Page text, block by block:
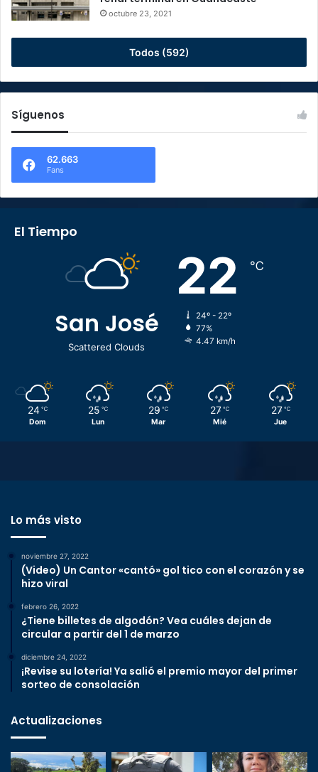
octubre 23, 2021
Todos (592)
Síguenos
62.663
Fans
El Tiempo
San José
Scattered Clouds
22 ℃
24º - 22º
77%
4.47 km/h
24 ℃
Dom
25 ℃
Lun
29 ℃
Mar
27 ℃
Mié
27 ℃
Jue
Lo más visto
noviembre 27, 2022
(Video) Un Cantor «cantó» gol tico con el corazón y se
hizo viral
febrero 26, 2022
¿Tiene billetes de algodón? Vea cuáles dejan de
circular a partir del 1 de marzo
diciembre 24, 2022
¡Revise su lotería! Ya salió el premio mayor del primer
sorteo de consolación
Actualizaciones